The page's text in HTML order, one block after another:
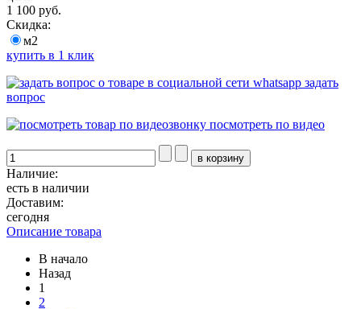
1 100 руб.
Скидка:
м2
купить в 1 клик
задать
вопрос
посмотреть по видео
Наличие:
есть в наличии
Доставим:
сегодня
Описание товара
В начало
Назад
1
2